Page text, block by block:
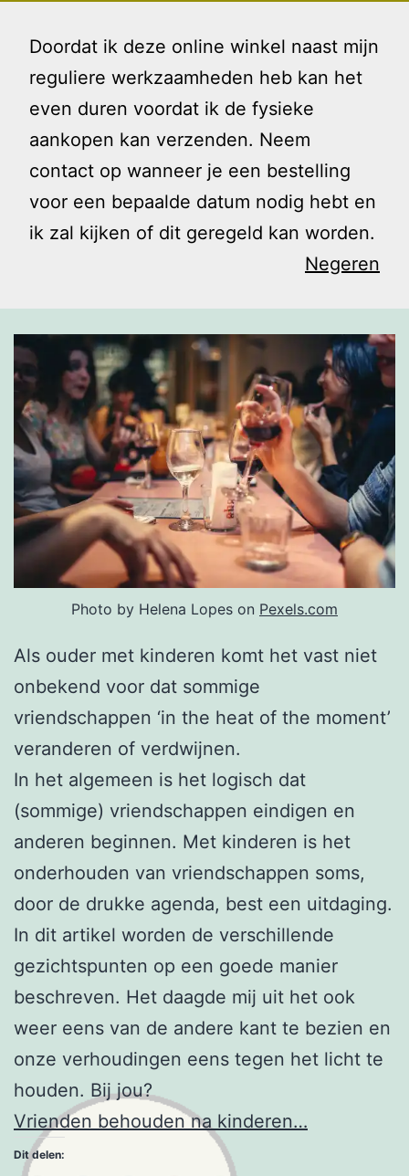
Doordat ik deze online winkel naast mijn
reguliere werkzaamheden heb kan het
even duren voordat ik de fysieke
aankopen kan verzenden. Neem
contact op wanneer je een bestelling
voor een bepaalde datum nodig hebt en
ik zal kijken of dit geregeld kan worden.
Negeren
naar
inhoud
Gezin
Vrienden
Photo by Helena Lopes on Pexels.com
Als ouder met kinderen komt het vast niet
onbekend voor dat sommige
vriendschappen ‘in the heat of the moment’
veranderen of verdwijnen.
In het algemeen is het logisch dat
(sommige) vriendschappen eindigen en
anderen beginnen. Met kinderen is het
onderhouden van vriendschappen soms,
door de drukke agenda, best een uitdaging.
In dit artikel worden de verschillende
gezichtspunten op een goede manier
beschreven. Het daagde mij uit het ook
weer eens van de andere kant te bezien en
onze verhoudingen eens tegen het licht te
houden. Bij jou?
Vrienden behouden na kinderen…
Dit delen: